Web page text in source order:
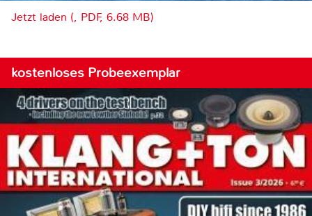
Jetzt laden (, PDF, 6.68 MB)
kostenloses Probeexemplar